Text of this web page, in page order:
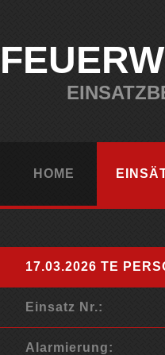
HOME
17.03.2026 TE
Einsatz Nr.:
Alarmierung: